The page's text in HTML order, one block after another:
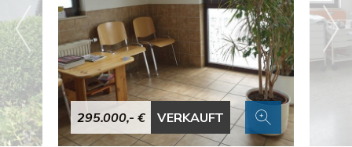
295.000,- € VERKAUFT